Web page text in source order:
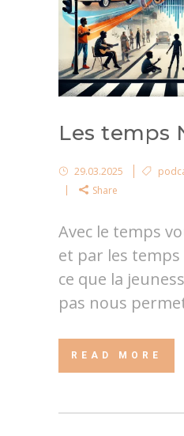
Les temps
29.03.2025
Share
Avec le temps
et par les
ce que la
pas nous
READ MORE